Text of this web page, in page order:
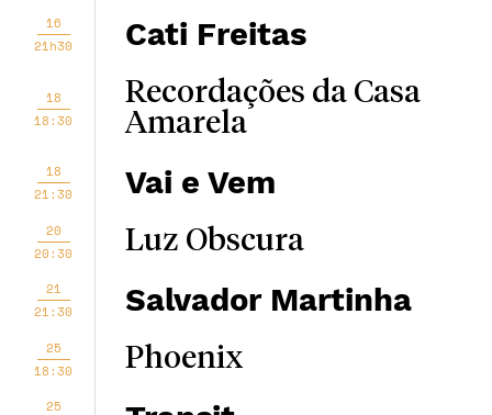
16
21h30
Cati Freitas
18
18:30
Recordações da Casa
Amarela
18
21:30
Vai e Vem
20
20:30
Luz Obscura
21
21:30
Salvador Martinha
25
18:30
Phoenix
25